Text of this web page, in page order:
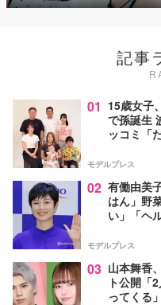
記事
01 15歳女子
で孫誕生
ッコミ「
モデルプレス
02 有働由美
はん」野
い」「ヘ
モデルプレス
03 山本舞香
ト公開「
ってくる